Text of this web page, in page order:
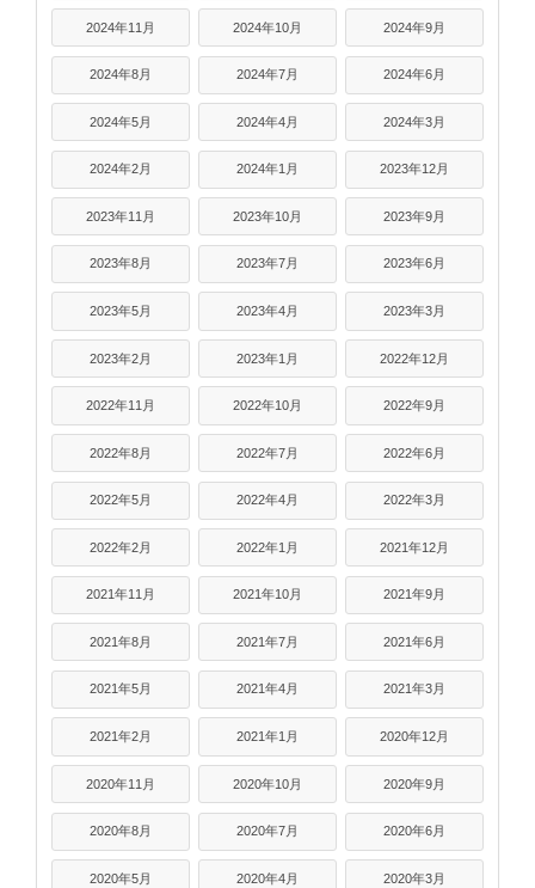
2024年11月 2024年10月 2024年9月
2024年8月 2024年7月 2024年6月
2024年5月 2024年4月 2024年3月
2024年2月 2024年1月 2023年12月
2023年11月 2023年10月 2023年9月
2023年8月 2023年7月 2023年6月
2023年5月 2023年4月 2023年3月
2023年2月 2023年1月 2022年12月
2022年11月 2022年10月 2022年9月
2022年8月 2022年7月 2022年6月
2022年5月 2022年4月 2022年3月
2022年2月 2022年1月 2021年12月
2021年11月 2021年10月 2021年9月
2021年8月 2021年7月 2021年6月
2021年5月 2021年4月 2021年3月
2021年2月 2021年1月 2020年12月
2020年11月 2020年10月 2020年9月
2020年8月 2020年7月 2020年6月
2020年5月 2020年4月 2020年3月